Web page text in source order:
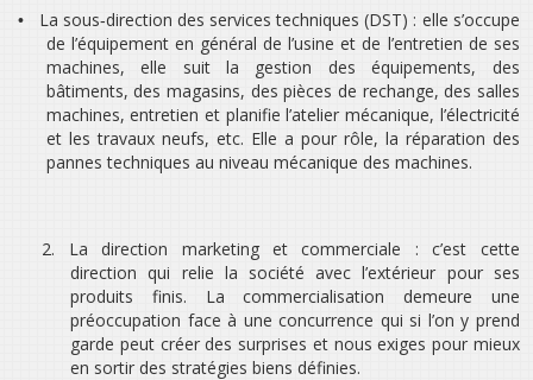
•
La sous‐direction des services techniques (DST) : elle s’occupe
de l’équipement en général de l’usine et de l’entretien de ses
machines, elle suit la gestion des équipements, des
bâtiments, des magasins, des pièces de rechange, des salles
machines, entretien et planifie l’atelier mécanique, l’électricité
et les travaux neufs, etc. Elle a pour rôle, la réparation des
pannes techniques au niveau mécanique des machines.
2.
La direction marketing et commerciale : c’est cette
direction qui relie la société avec l’extérieur pour ses
produits finis. La commercialisation demeure une
préoccupation face à une concurrence qui si l’on y prend
garde peut créer des surprises et nous exiges pour mieux
en sortir des stratégies biens définies.